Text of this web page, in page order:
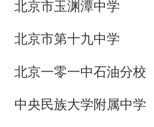
北京市玉渊潭中学
北京市第十九中学
北京一零一中石油分校
中央民族大学附属中学